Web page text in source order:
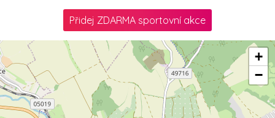
Přidej ZDARMA sportovní akce
+
−